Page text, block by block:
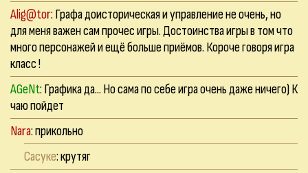
Alig@tor: Графа доисторическая и управление не очень, но
для меня важен сам прочес игры. Достоинства игры в том что
много персонажей и ещё больше приёмов. Короче говоря игра
класс !
AGeNt: Графика да... Но сама по себе игра очень даже ничего) К
чаю пойдет
Nara: прикольно
Сасуке: крутяг